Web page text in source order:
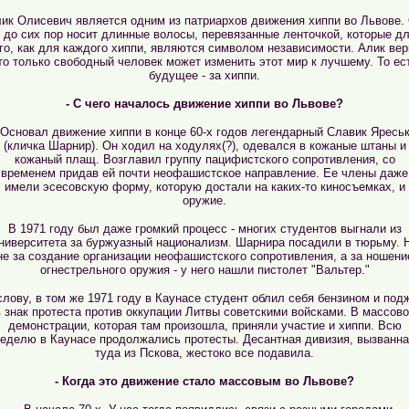
Олисевич является одним из патриархов движения хиппи во Львове.
до сих пор носит длинные волосы, перевязанные ленточкой, которые
как для каждого хиппи, являются символом независимости. Алик
только свободный человек может изменить этот мир к лучшему. То
будущее - за хиппи.
- С чего началось движение хиппи во Львове?
движение хиппи в конце 60-х годов легендарный Славик
(кличка Шарнир). Он ходил на ходулях(?), одевался в кожаные штаны и
кожаный плащ. Возглавил группу пацифистского сопротивления, со
временем придав ей почти неофашистское направление. Ее члены даже
имели эсесовскую форму, которую достали на каких-то киносъемках, и
оружие.
В 1971 году был даже громкий процесс - многих студентов выгнали из
за буржуазный национализм. Шарнира посадили в тюрьму.
за создание организации неофашистского сопротивления, а за
огнестрельного оружия - у него нашли пистолет "Вальтер."
в том же 1971 году в Каунасе студент облил себя бензином и
знак протеста против оккупации Литвы советскими войсками. В
демонстрации, которая там произошла, приняли участие и хиппи. Всю
в Каунасе продолжались протесты. Десантная дивизия,
туда из Пскова, жестоко все подавила.
- Когда это движение стало массовым во Львове?